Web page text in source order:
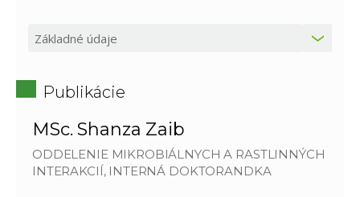
Publikácie
MSc. Shanza Zaib
ODDELENIE MIKROBIÁLNYCH A RASTLINNÝCH
INTERAKCIÍ, INTERNÁ DOKTORANDKA